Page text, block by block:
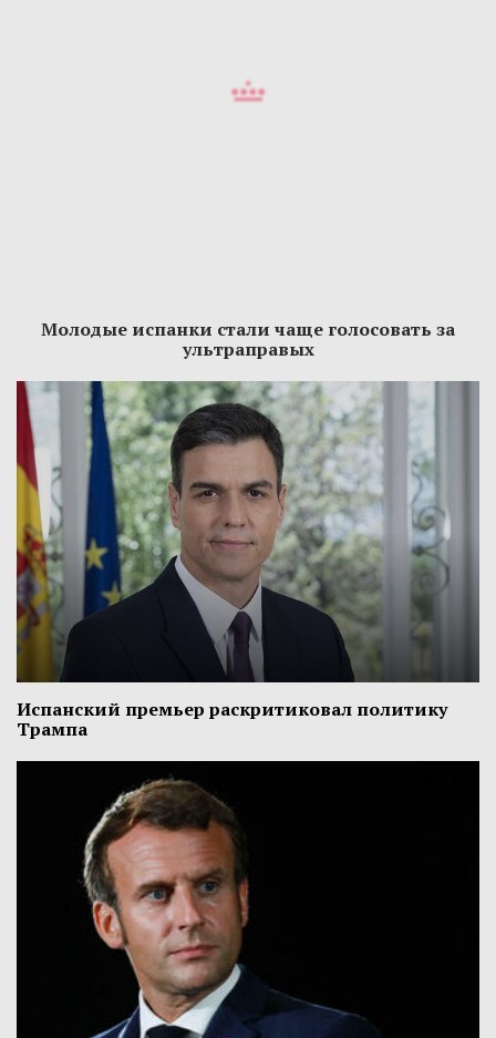
Молодые испанки стали чаще голосовать за
ультраправых
Испанский премьер раскритиковал политику
Трампа